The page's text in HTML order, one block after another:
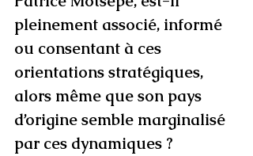
pleinement associé, informé
ou consentant à ces
orientations stratégiques,
alors même que son pays
d’origine semble marginalisé
par ces dynamiques ?